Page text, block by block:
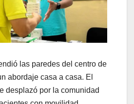
las paredes del centro de
abordaje casa a casa. El
desplazó por la comunidad